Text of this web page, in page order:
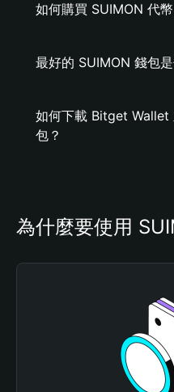
如何購買 SUIMON 代幣
最好的 SUIMON 錢包是
如何下載 Bitget Wallet
包？
為什麼要使用